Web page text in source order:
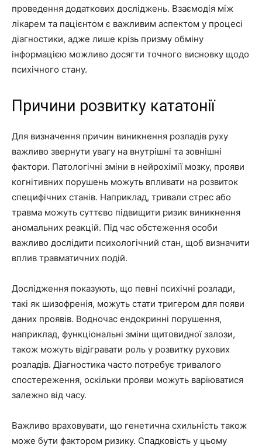
проведення додаткових досліджень. Взаємодія між
лікарем та пацієнтом є важливим аспектом у процесі
діагностики, адже лише крізь призму обміну
інформацією можливо досягти точного висновку щодо
психічного стану.
Причини розвитку кататонії
Для визначення причин виникнення розладів руху
важливо звернути увагу на внутрішні та зовнішні
фактори. Патологічні зміни в нейрохімії мозку, прояви
когнітивних порушень можуть впливати на розвиток
специфічних станів. Наприклад, тривали стрес або
травма можуть суттєво підвищити ризик виникнення
аномальних реакцій. Під час обстеження особи
важливо дослідити психологічний стан, щоб визначити
вплив травматичних подій.
Дослідження показують, що певні психічні розлади,
такі як шизофренія, можуть стати тригером для появи
даних проявів. Водночас ендокринні порушення,
наприклад, функціональні зміни щитовидної залози,
також можуть відігравати роль у розвитку рухових
розладів. Діагностика часто потребує тривалого
спостереження, оскільки прояви можуть варіюватися
залежно від часу.
Важливо враховувати, що генетична схильність також
може бути фактором ризику. Спадковість у цьому